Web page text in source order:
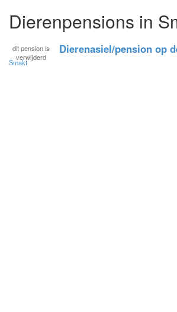
Dierenpensions in
dit pension is
verwijderd
Dierenasiel/pension op
Smakt